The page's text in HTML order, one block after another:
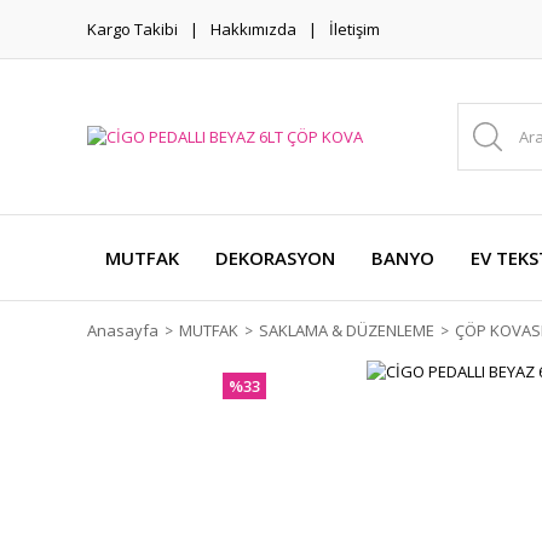
Kargo Takibi Hakkımızda İletişim
MUTFAK DEKORASYON BANYO EV
Anasayfa MUTFAK SAKLAMA & DÜZENLEME ÇÖP KOVASI
%33